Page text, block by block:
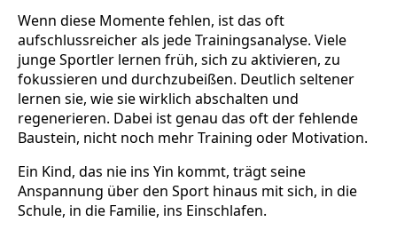
Wenn diese Momente fehlen, ist das oft
aufschlussreicher als jede Trainingsanalyse. Viele
junge Sportler lernen früh, sich zu aktivieren, zu
fokussieren und durchzubeißen. Deutlich seltener
lernen sie, wie sie wirklich abschalten und
regenerieren. Dabei ist genau das oft der fehlende
Baustein, nicht noch mehr Training oder Motivation.
Ein Kind, das nie ins Yin kommt, trägt seine
Anspannung über den Sport hinaus mit sich, in die
Schule, in die Familie, ins Einschlafen.